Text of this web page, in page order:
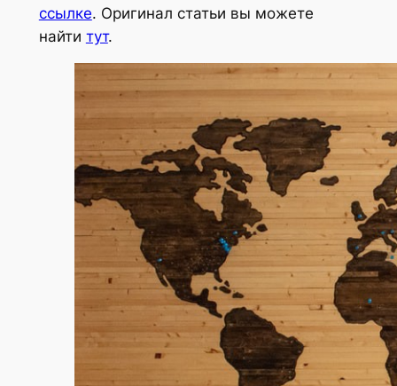
ссылке. Оригинал статьи вы можете
найти тут.